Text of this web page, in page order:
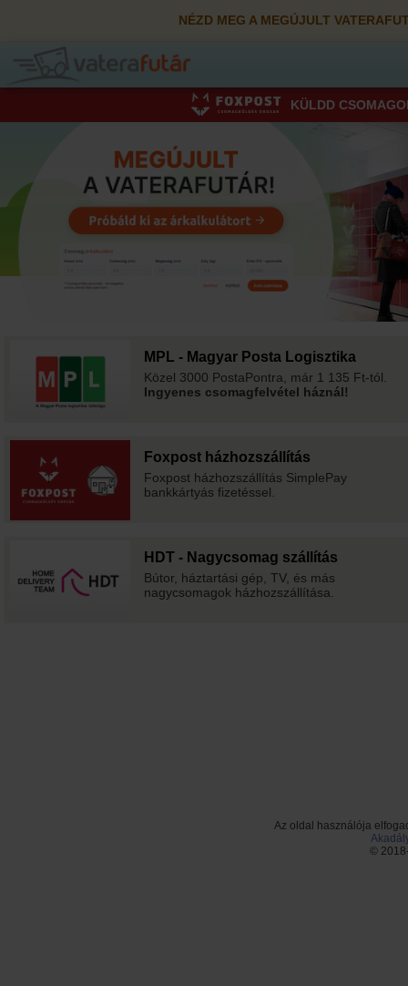
NÉZD MEG A MEGÚJULT
KÜLDD
MPL - Magyar Posta Logisztika
Közel 3000 PostaPontra, már 1 135 Ft-tól.
Ingyenes csomagfelvétel háznál!
Foxpost házhozszállítás
Foxpost házhozszállítás SimplePay
bankkártyás fizetéssel.
HDT - Nagycsomag szállítás
Bútor, háztartási gép, TV, és más
nagycsomagok házhozszállítása.
Az oldal használója
©